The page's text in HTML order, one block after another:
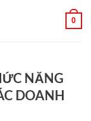
0
NĂNG
DOANH